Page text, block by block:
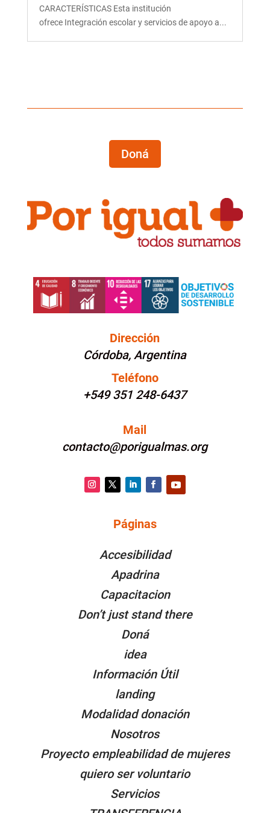
CARACTERÍSTICAS Esta institución
ofrece Integración escolar y servicios de apoyo a...
Doná
Dirección
Córdoba, Argentina
Teléfono
+549 351 248-6437
Mail
contacto@porigualmas.org
Facebook
Páginas
Accesibilidad
Apadrina
Capacitacion
Don’t just stand there
Doná
idea
Información Útil
landing
Modalidad donación
Nosotros
Proyecto empleabilidad de mujeres
quiero ser voluntario
Servicios